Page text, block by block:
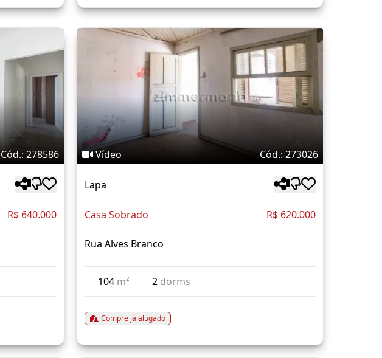
Cód.: 278586
R$ 640.000
Vídeo Cód.: 273026
Lapa
Casa Sobrado R$ 620.000
Rua Alves Branco
104 m² 2 dorms
Compre já alugado